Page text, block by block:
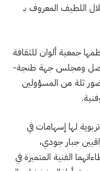
اللطيف المعروف بـ
جمعية ألوان للثقافة
ومجلس جهة طنجة-
ثلة من المسؤولين
لها إسهامات في
جبار جودي،
الفنية المتميزة في